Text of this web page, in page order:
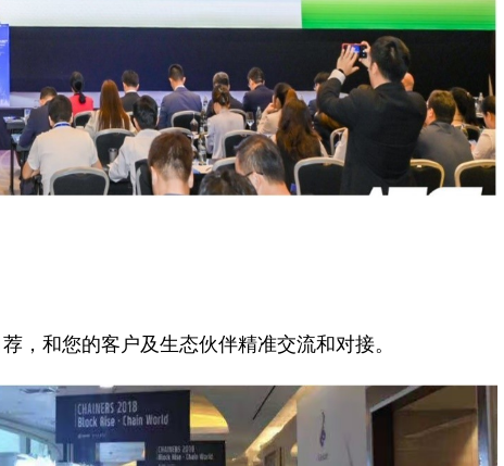
，和您的客户及生态伙伴精准交流和对接。